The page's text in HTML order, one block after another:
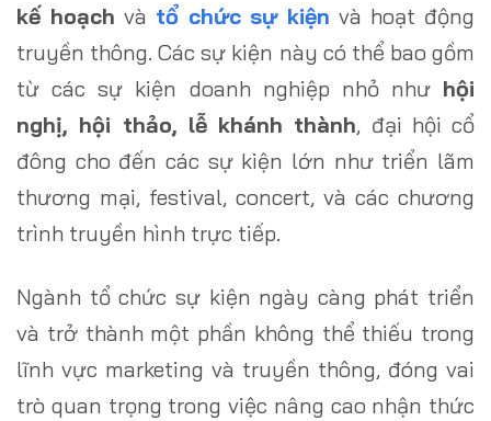
kế hoạch và tổ chức sự kiện và hoạt động
truyền thông. Các sự kiện này có thể bao gồm
từ các sự kiện doanh nghiệp nhỏ như hội
nghị, hội thảo, lễ khánh thành, đại hội cổ
đông cho đến các sự kiện lớn như triển lãm
thương mại, festival, concert, và các chương
trình truyền hình trực tiếp.
Ngành tổ chức sự kiện ngày càng phát triển
và trở thành một phần không thể thiếu trong
lĩnh vực marketing và truyền thông, đóng vai
trò quan trọng trong việc nâng cao nhận thức